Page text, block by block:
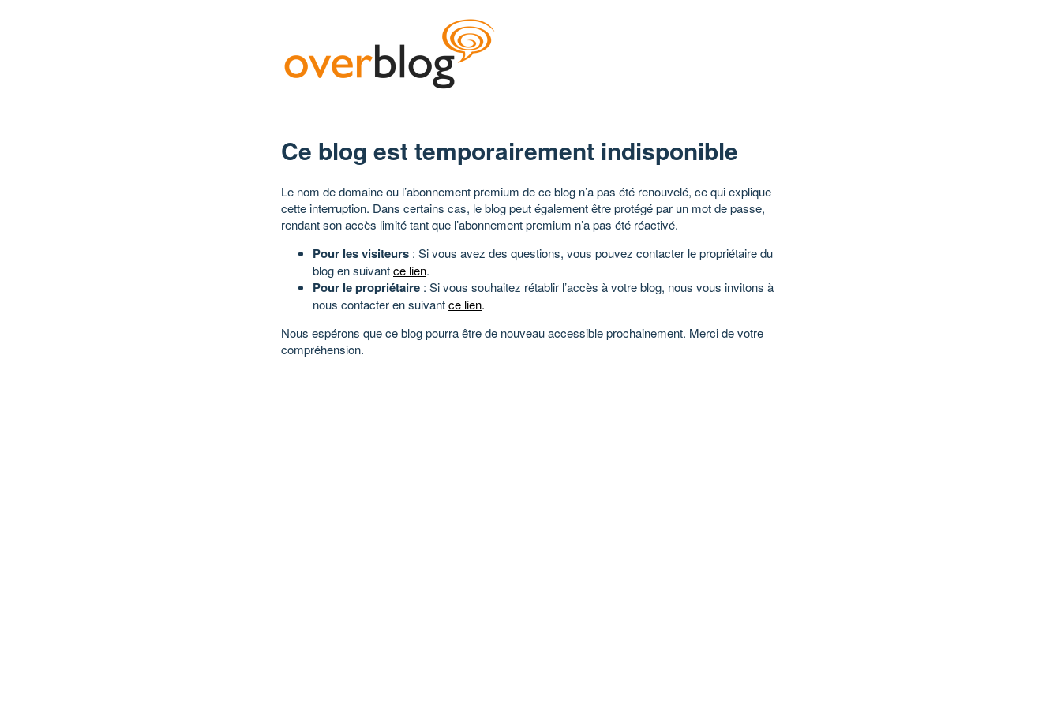
Ce blog est temporairement indisponible
Le nom de domaine ou l’abonnement premium de ce blog n’a pas été renouvelé, ce qui explique
cette interruption. Dans certains cas, le blog peut également être protégé par un mot de passe,
rendant son accès limité tant que l’abonnement premium n’a pas été réactivé.
Pour les visiteurs : Si vous avez des questions, vous pouvez contacter le propriétaire du
blog en suivantce lien.
Pour le propriétaire : Si vous souhaitez rétablir l’accès à votre blog, nous vous invitons à
nous contacter en suivantce lien.
Nous espérons que ce blog pourra être de nouveau accessible prochainement. Merci de votre
compréhension.